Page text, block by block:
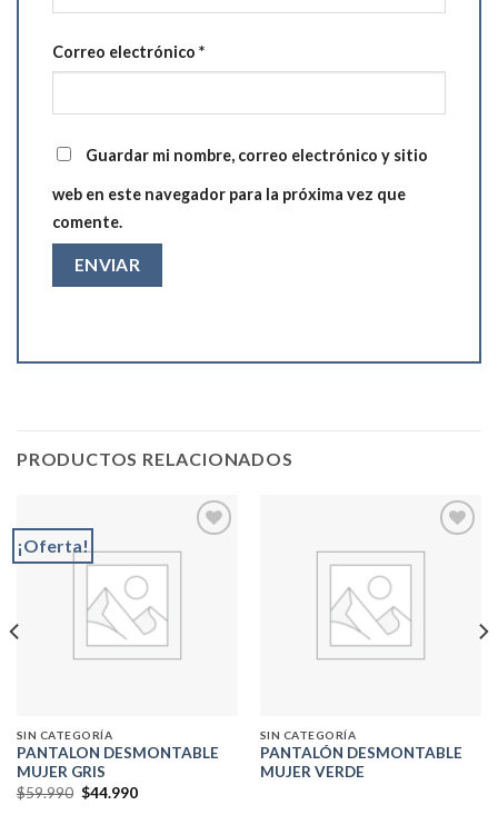
Correo electrónico *
Guardar mi nombre, correo electrónico y sitio
web en este navegador para la próxima vez que
comente.
PRODUCTOS RELACIONADOS
¡Oferta!
SIN CATEGORÍA
PANTALON DESMONTABLE
MUJER GRIS
$59.990 El
$44.990El
SIN CATEGORÍA
PANTALÓN DESMONTABLE
MUJER VERDE